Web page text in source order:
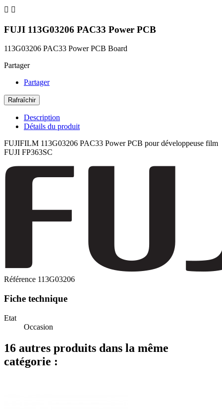
 
FUJI 113G03206 PAC33 Power PCB
113G03206 PAC33 Power PCB Board
Partager
Partager
Description
Détails du produit
FUJIFILM 113G03206 PAC33 Power PCB pour développeuse film
FUJI FP363SC
Référence 113G03206
Fiche technique
Etat
Occasion
16 autres produits dans la même
catégorie :